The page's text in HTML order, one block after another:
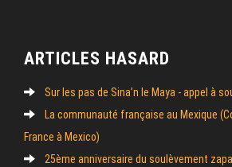
ARTICLES HASARD
Sur les pas de Sina’n le Maya - appel à
La communauté française au Mexique
France à Mexico)
25ème anniversaire du soulèvement